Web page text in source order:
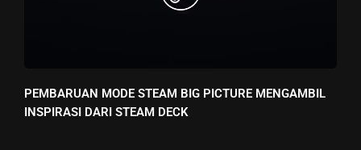
PEMBARUAN MODE STEAM BIG PICTURE MENGAMBIL
INSPIRASI DARI STEAM DECK